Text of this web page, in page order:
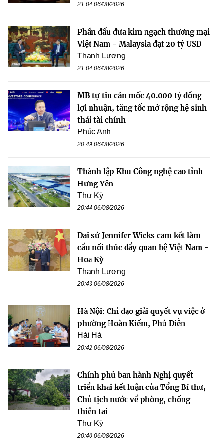
21:04 06/08/2026
Phấn đấu đưa kim ngạch thương mại
Việt Nam - Malaysia đạt 20 tỷ USD
Thanh Lương
21:04 06/08/2026
MB tự tin cán mốc 40.000 tỷ đồng
lợi nhuận, tăng tốc mở rộng hệ sinh
thái tài chính
Phúc Anh
20:49 06/08/2026
Thành lập Khu Công nghệ cao tỉnh
Hưng Yên
Thư Kỳ
20:44 06/08/2026
Đại sứ Jennifer Wicks cam kết làm
cầu nối thúc đẩy quan hệ Việt Nam -
Hoa Kỳ
Thanh Lương
20:43 06/08/2026
Hà Nội: Chỉ đạo giải quyết vụ việc ở
phường Hoàn Kiếm, Phú Diễn
Hải Hà
20:42 06/08/2026
Chính phủ ban hành Nghị quyết
triển khai kết luận của Tổng Bí thư,
Chủ tịch nước về phòng, chống
thiên tai
Thư Kỳ
20:40 06/08/2026